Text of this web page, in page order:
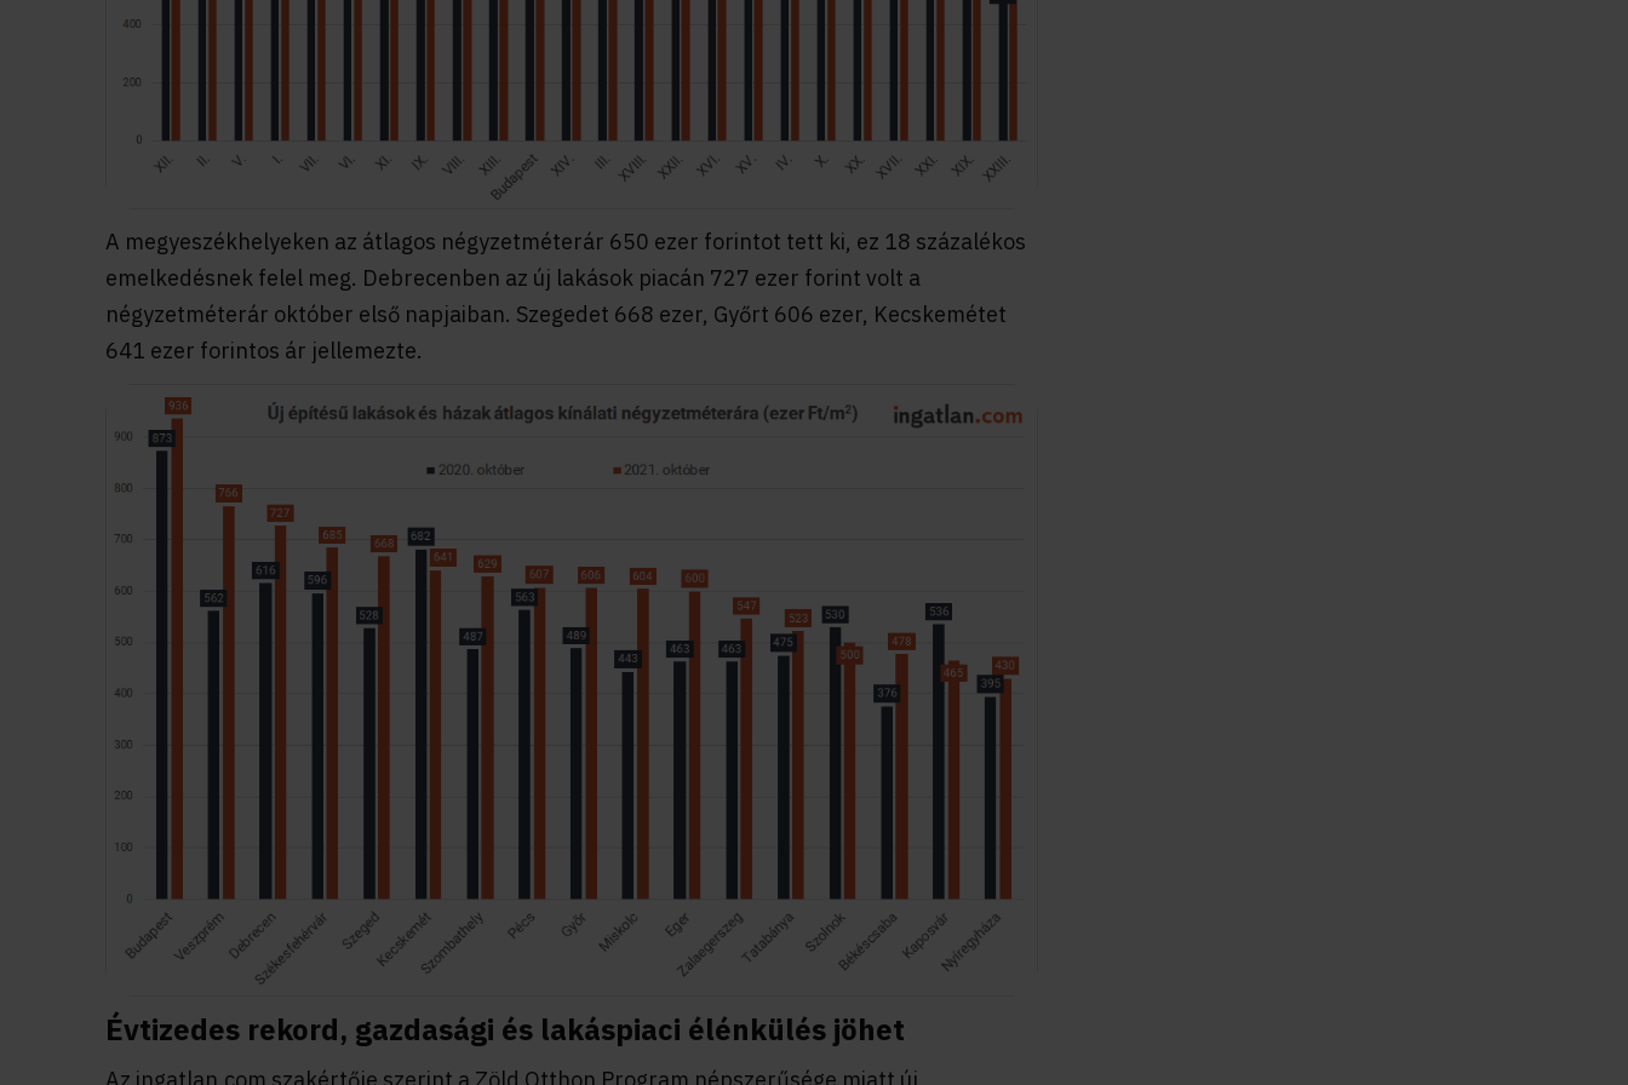
A megyeszékhelyeken az átlagos négyzetméterár 650 ezer forintot tett ki, ez 18 százalékos
emelkedésnek felel meg. Debrecenben az új lakások piacán 727 ezer forint volt a
négyzetméterár október első napjaiban. Szegedet 668 ezer, Győrt 606 ezer, Kecskemétet
641 ezer forintos ár jellemezte.
Évtizedes rekord, gazdasági és lakáspiaci élénkülés jöhet
Az ingatlan.com szakértője szerint a Zöld Otthon Program népszerűsége miatt új